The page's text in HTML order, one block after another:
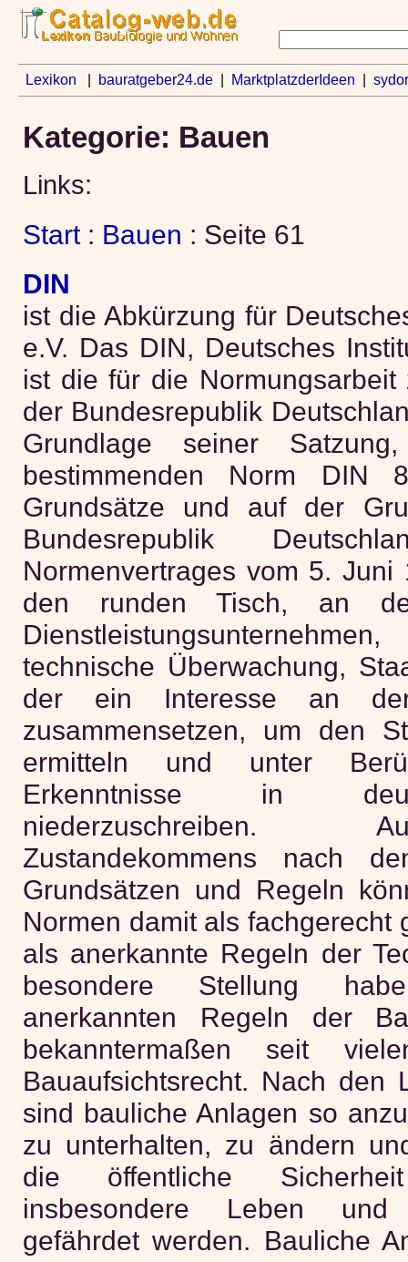
Lexikon bauratgeber24.de| MarktplatzderIdeen
Kategorie: Bauen
Links:
Start: Bauen : Seite 61
DIN
ist die Abkürzung für
e.V. Das DIN, Deutsches
ist die für die Normungsarbeit
der Bundesrepublik
Grundlage seiner
bestimmenden Norm DIN
Grundsätze und auf der
Bundesrepublik
Normenvertrages vom 5.
den runden Tisch, an
technische Überwachung,
der ein Interesse an
zusammensetzen, um den
ermitteln und unter
Erkenntnisse in
niederzuschreiben.
Zustandekommens nach
Grundsätzen und Regeln
Normen damit als fachgerecht
als anerkannte Regeln der
besondere Stellung
anerkannten Regeln der
bekanntermaßen seit
Bauaufsichtsrecht. Nach den
sind bauliche Anlagen so
zu unterhalten, zu ändern
die öffentliche
insbesondere Leben
gefährdet werden. Bauliche